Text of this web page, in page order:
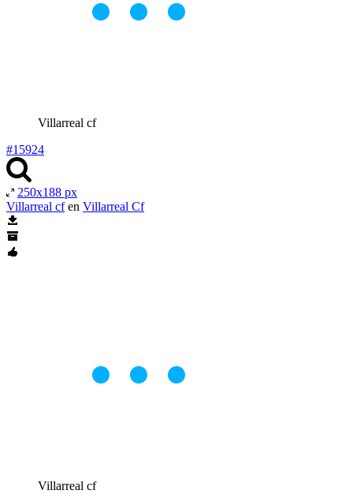
Villarreal cf
#15924
250x188 px
Villarreal cfen Villarreal Cf
Villarreal cf